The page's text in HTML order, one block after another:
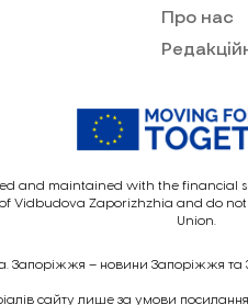
Про нас
and maintained with the financial
Vidbudova Zaporizhzhia and do
Union.
Запоріжжя – новини Запоріжжя та
сайту лише за умови